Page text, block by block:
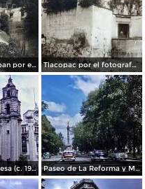
La presa de Tizapan por el fotografo Fernando Kososky. ( Circulada el 22 de Diembre de 1910 ). Tlacopac por el fotografo Hugo Brehme.
Iglesia de la profesa (c. 1950) Paseo de La Reforma y Mto a La Independencia 1950